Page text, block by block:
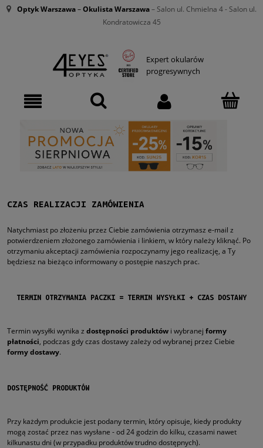
Optyk Warszawa–Okulista Warszawa– Salon ul. Chmielna 4 - Salon ul.
Kondratowicza 45
Expert okularów
progresywnych
CZAS REALIZACJI ZAMÓWIENIA
Natychmiast po złożeniu przez Ciebie zamówienia otrzymasz e-mail z
potwierdzeniem złożonego zamówienia i linkiem, w który należy kliknąć. Po
otrzymaniu akceptacji zamówienia rozpoczynamy jego realizację, a Ty
będziesz na bieżąco informowany o postępie naszych prac.
TERMIN OTRZYMANIA PACZKI = TERMIN WYSYŁKI + CZAS DOSTAWY
Termin wysyłki wynika z dostępności produktów i wybranej formy
płatności, podczas gdy czas dostawy zależy od wybranej przez Ciebie
formy dostawy.
DOSTĘPNOŚĆ PRODUKTÓW
Przy każdym produkcie jest podany termin, który opisuje, kiedy produkty
mogą zostać przez nas wysłane - od 24 godzin do kilku, czasami nawet
kilkunastu dni (w przypadku produktów trudno dostępnych).